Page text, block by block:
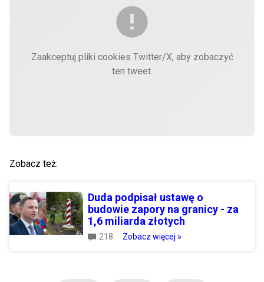
Zaakceptuj pliki cookies Twitter/X, aby zobaczyć
ten tweet.
Zobacz też:
Duda podpisał ustawę o
budowie zapory na granicy - za
1,6 miliarda złotych
218 Zobacz więcej »